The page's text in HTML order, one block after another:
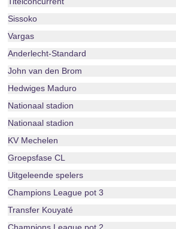
Sissoko
Vargas
Anderlecht-Standard
John van den Brom
Hedwiges Maduro
Nationaal stadion
Nationaal stadion
KV Mechelen
Groepsfase CL
Uitgeleende spelers
Champions League pot 3
Transfer Kouyaté